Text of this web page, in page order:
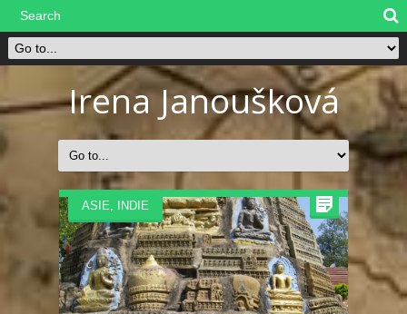
Irena Janoušková
ASIE, INDIE